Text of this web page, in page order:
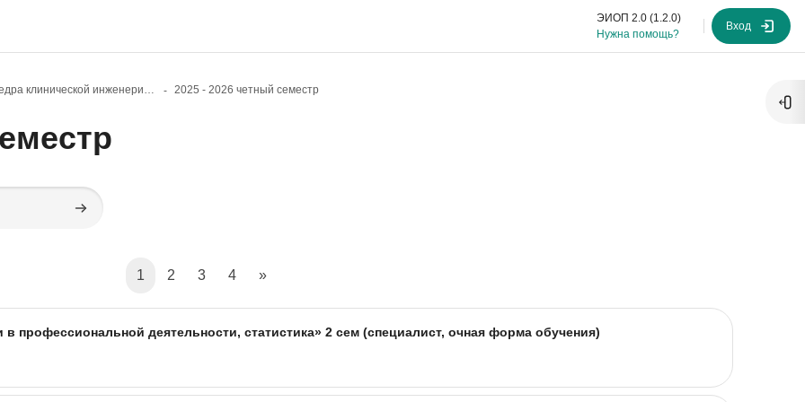
ЭИОП 2.0 (1.2.0)
Нужна помощь?
Вход
Кафедра клинической инженерии и технологий искусственного интеллекта 2025 - 2026 четный семестр
Поиск курса
1
(current)
2 3 4 »
Следующая страница
профессиональной деятельности, статистика» 2 сем (специалист, очная форма обучения)